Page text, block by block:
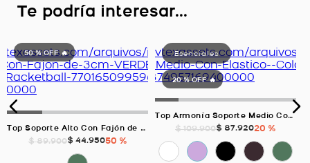
Te podría interesar...
50 % OFF 🔥
Top Soporte Alto Con Fajón de 3cm, Color VERDE SECO Para Mujer
$ 89.900$ 44.95050 %
20 % OFF 🔥
Top Armonía Soporte Medio Con Elástico, Color Mora Para Mujer
$ 109.900$ 87.92020 %